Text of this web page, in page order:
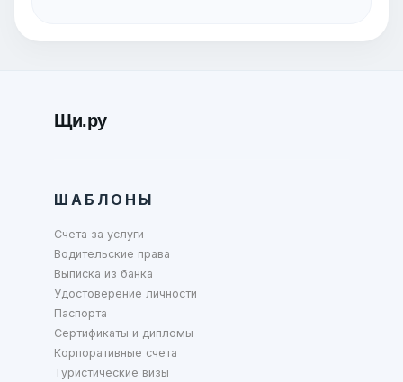
Щи.ру
ШАБЛОНЫ
Счета за услуги
Водительские права
Выписка из банка
Удостоверение личности
Паспорта
Сертификаты и дипломы
Корпоративные счета
Туристические визы